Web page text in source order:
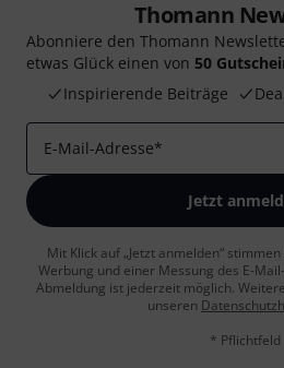
Thomann
Abonniere den Thomann
etwas Glück einen von 50
Inspirierende Beiträge
E-Mail-Adresse*
Jetzt
Mit Klick auf „Jetzt anmelden“
Werbung und einer Messung des E-
Abmeldung ist jederzeit möglich.
unseren
* Pflichtfeld